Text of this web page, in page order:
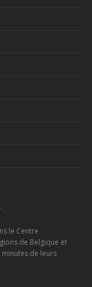
le Centre
de Belgique et
de leurs